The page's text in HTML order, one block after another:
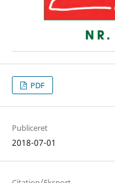
PDF
Publiceret
2018-07-01